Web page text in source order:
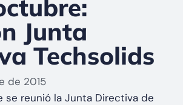
Junta
Techsolids
de 2015
se reunió la Junta Directiva de